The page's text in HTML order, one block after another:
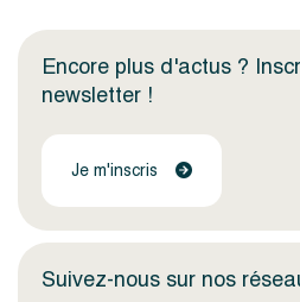
Encore plus d'actus ?
newsletter !
Je m'inscris
Suivez-nous sur nos